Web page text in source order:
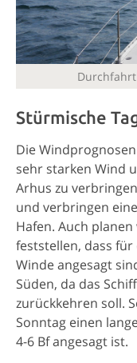
Stürmische
Die
sehr starken Wind
Arhus zu
und verbringen
Hafen. Auch
feststellen, dass
Winde angesagt
Süden, da das
zurückkehren soll.
Sonntag einen
4-6 Bf angesagt ist.